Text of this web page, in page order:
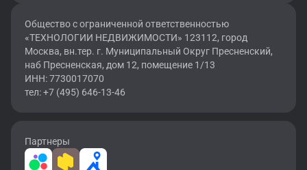
Общество с ограниченной ответственностью
«ТЕХНОЛОГИИ НЕДВИЖИМОСТИ» 123112, город
Москва, вн.тер. г. Муниципальный Округ Пресненский,
наб Пресненская, дом 12, помещение 1/13
ИНН: 7730017070
тел: +7 (495) 646-13-46
Партнеры